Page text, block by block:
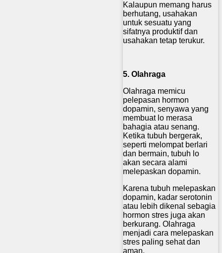
Kalaupun memang harus
berhutang, usahakan
untuk sesuatu yang
sifatnya produktif dan
usahakan tetap terukur.
5. Olahraga
Olahraga memicu
pelepasan hormon
dopamin, senyawa yang
membuat lo merasa
bahagia atau senang.
Ketika tubuh bergerak,
seperti melompat berlari
dan bermain, tubuh lo
akan secara alami
melepaskan dopamin.
Karena tubuh melepaskan
dopamin, kadar serotonin
atau lebih dikenal sebagia
hormon stres juga akan
berkurang. Olahraga
menjadi cara melepaskan
stres paling sehat dan
aman.